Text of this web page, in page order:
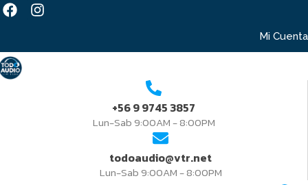
Mi Cuenta
+56 9 9745 3857
Lun-Sab 9:00AM - 8:00PM
todoaudio@vtr.net
Lun-Sab 9:00AM - 8:00PM